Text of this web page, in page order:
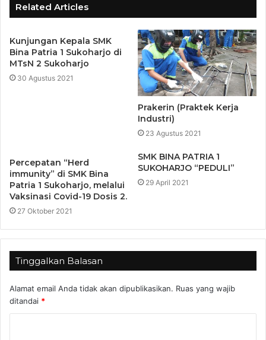
Related Articles
Kunjungan Kepala SMK
Bina Patria 1 Sukoharjo di
MTsN 2 Sukoharjo
30 Agustus 2021
Prakerin (Praktek Kerja
Industri)
23 Agustus 2021
Percepatan “Herd
immunity” di SMK Bina
Patria 1 Sukoharjo, melalui
Vaksinasi Covid-19 Dosis 2.
27 Oktober 2021
SMK BINA PATRIA 1
SUKOHARJO “PEDULI”
29 April 2021
Tinggalkan Balasan
Alamat email Anda tidak akan dipublikasikan. Ruas yang wajib
ditandai *